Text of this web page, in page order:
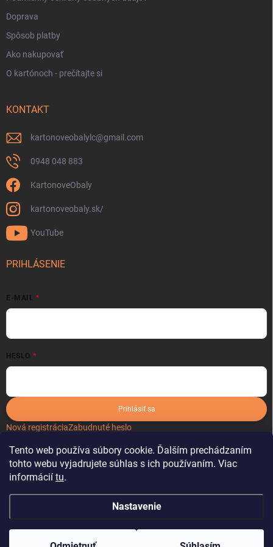
Tento web používa súbory cookie. Ďalším prechádzaním
tohto webu vyjadrujete súhlas s ich používaním. Viac
informácií tu.
Nastavenie
Doprava
Spôsob platby
Ako nakupovať
O kartónoch - prečítajte si
KONTAKT
kartonoveobalylc@gmail.com
0948 048 883
KartonoveObaly
kartonoveobaly.sk/
YouTube
PRIHLÁSENIE
E-MAIL
HESLO
Prihlásiť sa
Nová registráciaZabudnuté heslo
Copyright 2026 kartonoveobaly.sk . Všetky práva vyhradené.